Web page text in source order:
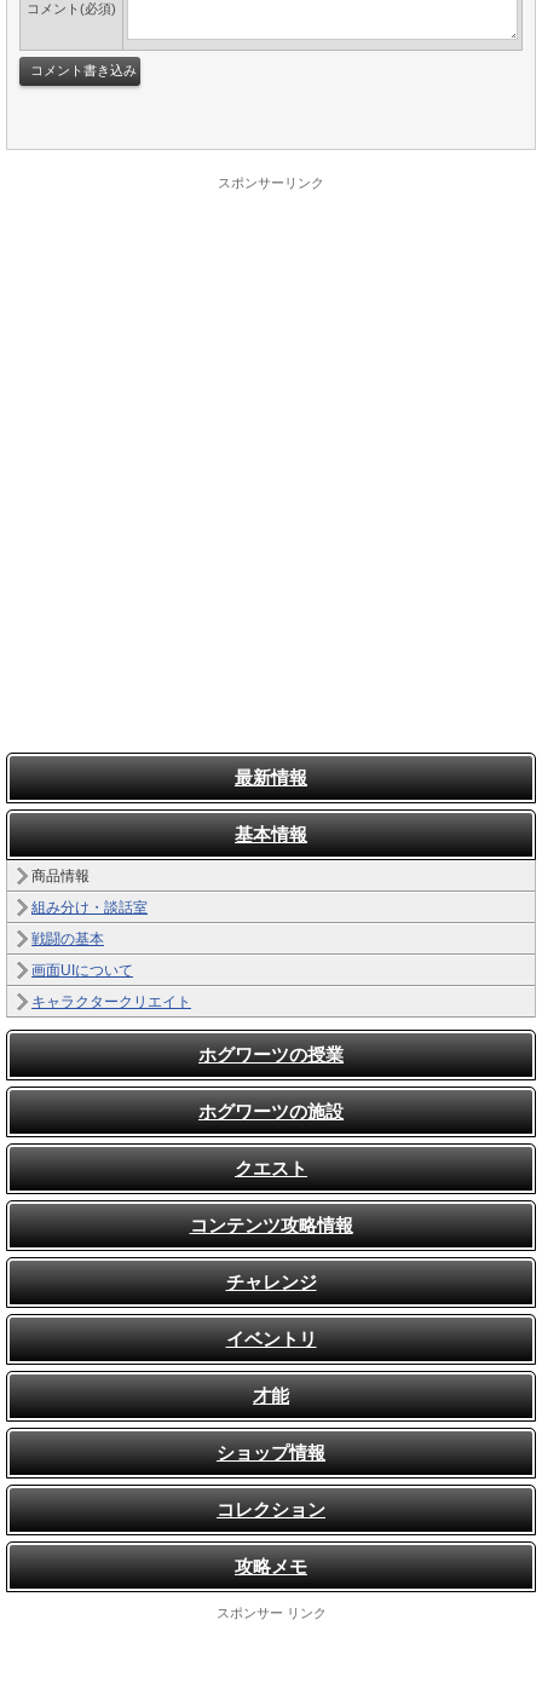
コメント(必須)
スポンサーリンク
最新情報
基本情報
商品情報
組み分け・談話室
戦闘の基本
画面UIについて
キャラクタークリエイト
ホグワーツの授業
ホグワーツの施設
クエスト
コンテンツ攻略情報
チャレンジ
イベントリ
才能
ショップ情報
コレクション
攻略メモ
スポンサー リンク